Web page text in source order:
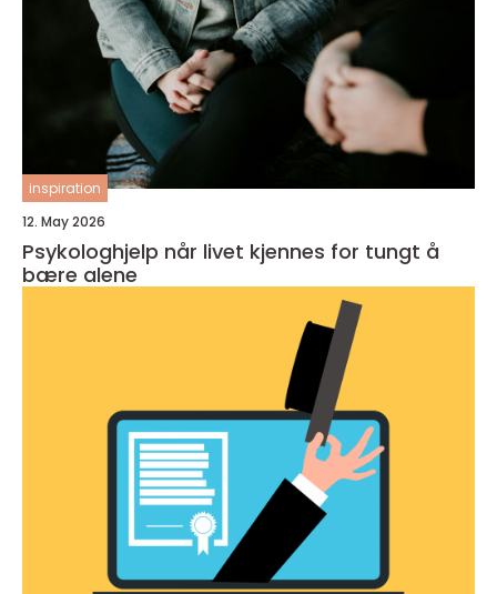
inspiration
12. May 2026
Psykologhjelp når livet kjennes for tungt å
bære alene